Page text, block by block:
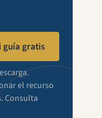
guía gratis
el recurso
Consulta